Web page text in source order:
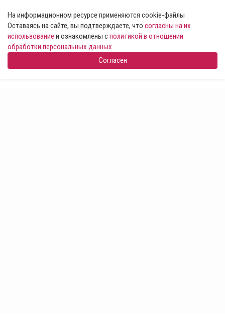
На информационном ресурсе применяются cookie-файлы .
Оставаясь на сайте, вы подтверждаете, что согласны на их
использование и ознакомлены сполитикой в отношении
обработки персональных данных
Согласен